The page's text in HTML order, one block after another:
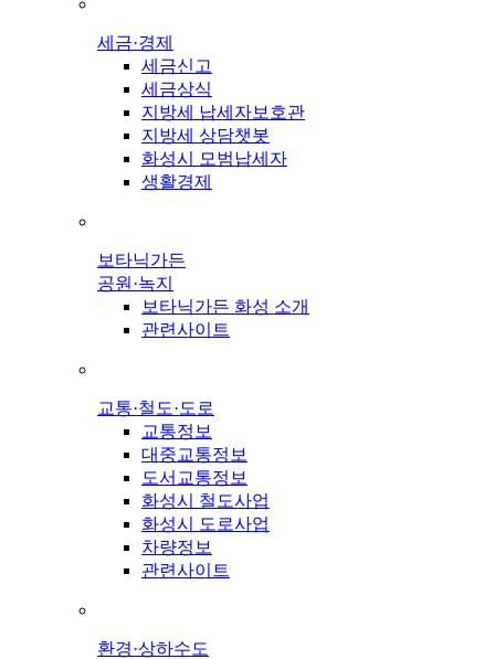
세금·경제
세금신고
세금상식
지방세 납세자보호관
지방세 상담챗봇
화성시 모범납세자
생활경제
보타닉가든
공원·녹지
보타닉가든 화성 소개
관련사이트
교통·철도·도로
교통정보
대중교통정보
도서교통정보
화성시 철도사업
화성시 도로사업
차량정보
관련사이트
환경·상하수도